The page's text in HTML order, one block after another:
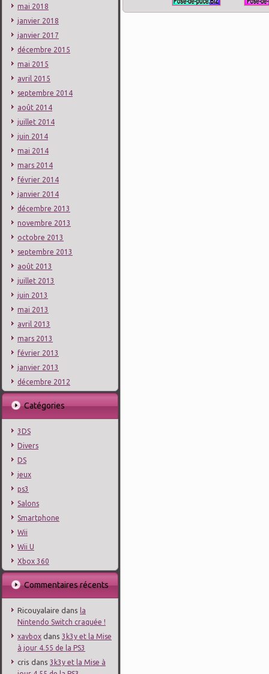
mai 2018
janvier 2018
janvier 2017
décembre 2015
mai 2015
avril 2015
septembre 2014
août 2014
juillet 2014
juin 2014
mai 2014
mars 2014
février 2014
janvier 2014
décembre 2013
novembre 2013
octobre 2013
septembre 2013
août 2013
juillet 2013
juin 2013
mai 2013
avril 2013
mars 2013
février 2013
janvier 2013
décembre 2012
Catégories
3DS
Divers
DS
jeux
ps3
Salons
Smartphone
Wii
Wii U
Xbox 360
Commentaires récents
Ricouyalaire dans la
Nintendo Switch craquée !
xavbox dans 3k3y et la Mise
à jour 4.55 de la PS3
cris dans 3k3y et la Mise à